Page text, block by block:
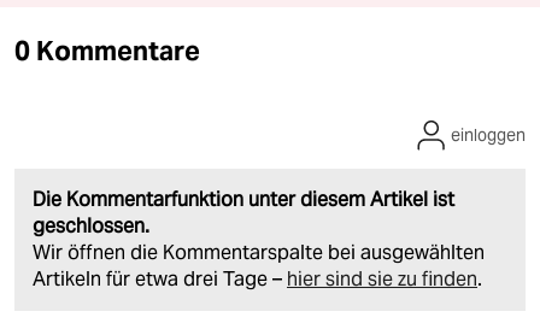
0 Kommentare
Die Kommentarfunktion unter diesem Artikel ist
geschlossen.
Wir öffnen die Kommentarspalte bei ausgewählten
Artikeln für etwa drei Tage – hier sind sie zu finden.
einloggen